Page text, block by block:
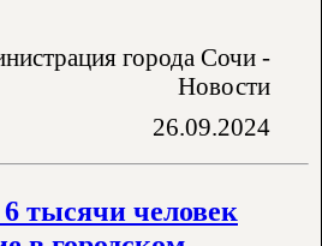
города Сочи -
Новости
26.09.2024
тысячи человек